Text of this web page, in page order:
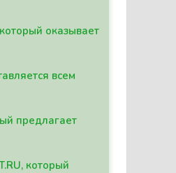
оказывает
всем
предлагает
который